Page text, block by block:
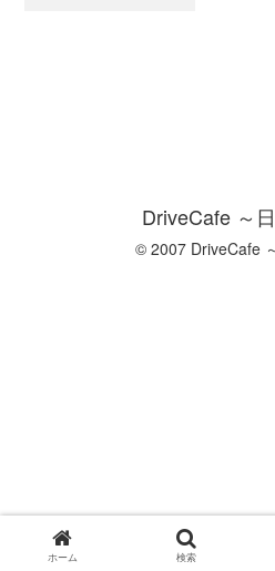
DriveCafe ～
© 2007 DriveCafe
ホーム 検索